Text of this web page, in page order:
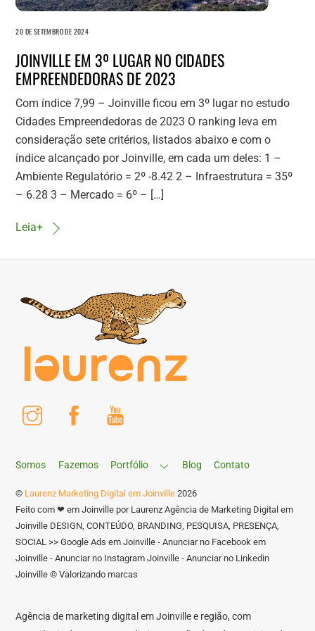
20 DE SETEMBRO DE 2024
JOINVILLE EM 3º LUGAR NO CIDADES
EMPREENDEDORAS DE 2023
Com índice 7,99 – Joinville ficou em 3º lugar no estudo
Cidades Empreendedoras de 2023 O ranking leva em
consideração sete critérios, listados abaixo e com o
índice alcançado por Joinville, em cada um deles: 1 –
Ambiente Regulatório = 2º -8.42 2 – Infraestrutura = 35º
– 6.28 3 – Mercado = 6º – […]
Leia+
Instagram Facebook
Somos Fazemos Portfólio Blog Contato
© Laurenz Marketing Digital em Joinville 2026
Feito com ❤ em Joinville por Laurenz Agência de Marketing Digital em
Joinville DESIGN, CONTEÚDO, BRANDING, PESQUISA, PRESENÇA,
SOCIAL >> Google Ads em Joinville - Anunciar no Facebook em
Joinville - Anunciar no Instagram Joinville - Anunciar no Linkedin
Joinville © Valorizando marcas
Agência de marketing digital em Joinville e região, com